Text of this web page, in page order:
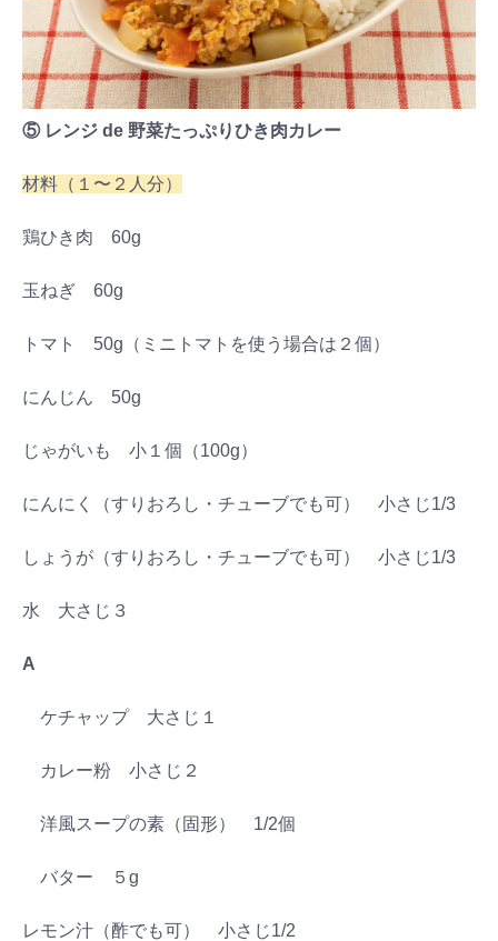
⑤ レンジ de 野菜たっぷりひき肉カレー
材料（１〜２人分）
鶏ひき肉 60g
玉ねぎ 60g
トマト 50g（ミニトマトを使う場合は２個）
にんじん 50g
じゃがいも 小１個（100g）
にんにく（すりおろし・チューブでも可） 小さじ1/3
しょうが（すりおろし・チューブでも可） 小さじ1/3
水 大さじ３
A
ケチャップ 大さじ１
カレー粉 小さじ２
洋風スープの素（固形） 1/2個
バター ５g
レモン汁（酢でも可） 小さじ1/2